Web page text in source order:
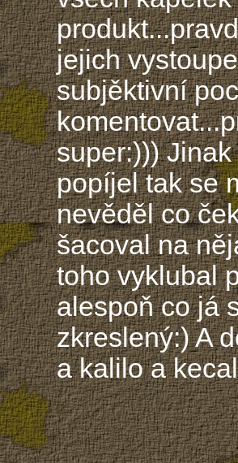
jejich
subjěktivní
super:)))
popíjel tak se
nevěděl co
šacoval na
toho vyklubal
alespoň co já
zkreslený:) A
a kalilo a